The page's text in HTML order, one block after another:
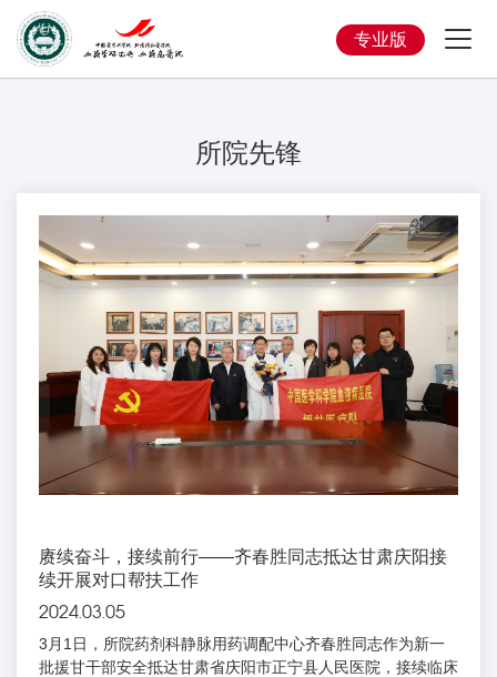
专业版
所院先锋
赓续奋斗，接续前行——齐春胜同志抵达甘肃庆阳接
续开展对口帮扶工作
2024.03.05
3月1日，所院药剂科静脉用药调配中心齐春胜同志作为新一
批援甘干部安全抵达甘肃省庆阳市正宁县人民医院，接续临床